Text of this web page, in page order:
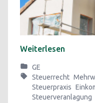
Weiterlesen
GE
Steuerrecht
Steuerpraxis
Steuerveranlagung